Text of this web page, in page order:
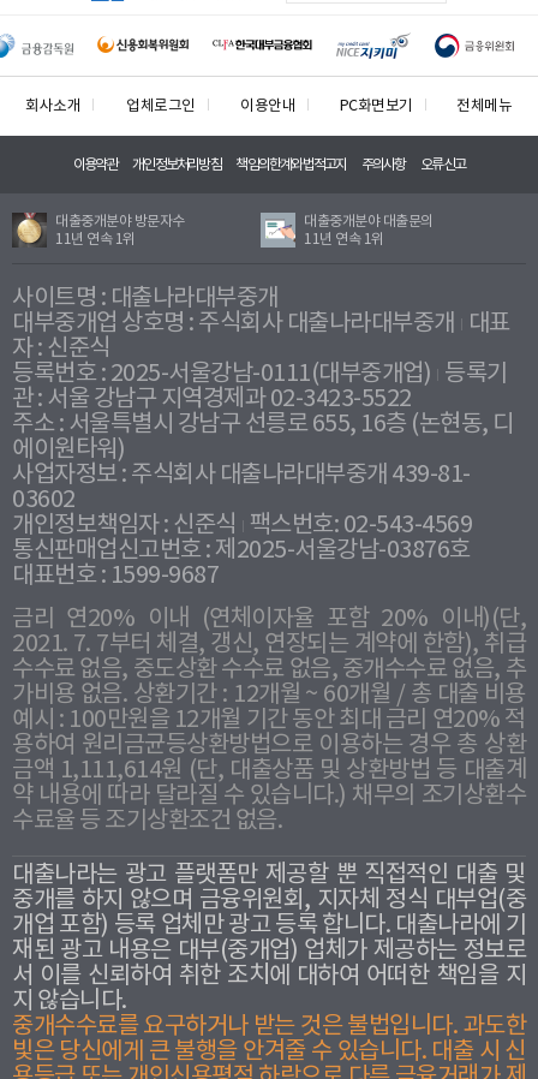
회사소개 업체로그인 이용안내 PC화면보기 전체메뉴
이용약관 개인정보처리방침 책임의한계와법적고지 주의사항 오류신고
대출중개분야 방문자수
11년 연속 1위
대출중개분야 대출문의
11년 연속 1위
사이트명 : 대출나라대부중개
대부중개업 상호명 : 주식회사 대출나라대부중개
대표
자 : 신준식
등록번호 : 2025-서울강남-0111(대부중개업) 등록기
관 : 서울 강남구 지역경제과 02-3423-5522
주소 : 서울특별시 강남구 선릉로 655, 16층 (논현동, 디
에이원타워)
사업자정보 : 주식회사 대출나라대부중개 439-81-
03602
개인정보책임자 : 신준식
팩스번호: 02-543-4569
통신판매업신고번호 : 제2025-서울강남-03876호
대표번호 : 1599-9687
금리 연20% 이내 (연체이자율 포함 20% 이내)(단,
2021. 7. 7부터 체결, 갱신, 연장되는 계약에 한함), 취급
수수료 없음, 중도상환 수수료 없음, 중개수수료 없음, 추
가비용 없음. 상환기간 : 12개월 ~ 60개월 / 총 대출 비용
예시 : 100만원을 12개월 기간 동안 최대 금리 연20% 적
용하여 원리금균등상환방법으로 이용하는 경우 총 상환
금액 1,111,614원 (단, 대출상품 및 상환방법 등 대출계
약 내용에 따라 달라질 수 있습니다.) 채무의 조기상환수
수료율 등 조기상환조건 없음.
대출나라는 광고 플랫폼만 제공할 뿐 직접적인 대출 및
중개를 하지 않으며 금융위원회, 지자체 정식 대부업(중
개업 포함) 등록 업체만 광고 등록 합니다. 대출나라에 기
재된 광고 내용은 대부(중개업) 업체가 제공하는 정보로
서 이를 신뢰하여 취한 조치에 대하여 어떠한 책임을 지
지 않습니다.
중개수수료를 요구하거나 받는 것은 불법입니다. 과도한
빛은 당신에게 큰 불행을 안겨줄 수 있습니다. 대출 시 신